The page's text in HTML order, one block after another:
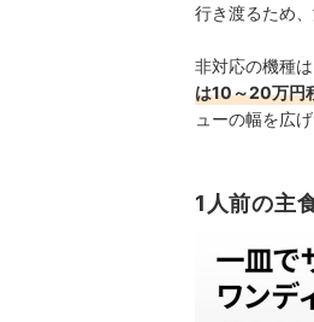
行き渡るため
非対応の機種
は10～20万円
ューの幅を広
1人前の主